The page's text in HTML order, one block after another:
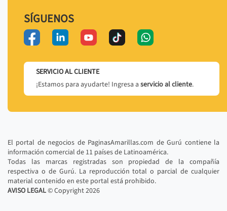
SÍGUENOS
SERVICIO AL CLIENTE
¡Estamos para ayudarte! Ingresa a servicio al cliente.
El portal de negocios de PaginasAmarillas.com de Gurú contiene la
información comercial de 11 países de Latinoamérica.
Todas las marcas registradas son propiedad de la compañía
respectiva o de Gurú. La reproducción total o parcial de cualquier
material contenido en este portal está prohibido.
AVISO LEGAL© Copyright2026